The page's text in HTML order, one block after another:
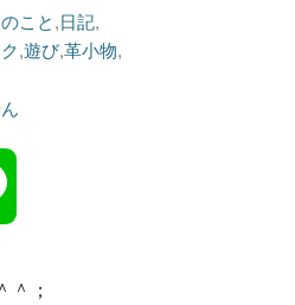
こと,日記,
,遊び,革小物,
；